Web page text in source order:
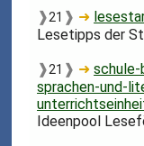
❱21 ❱ ➜
Lesetipps der
❱21 ❱ ➜schule-
sprachen-und-
Ideenpool